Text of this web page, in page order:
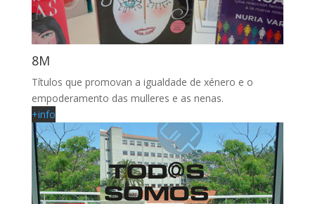
8M
Títulos que promovan a igualdade de xénero e o
empoderamento das mulleres e as nenas.
+info